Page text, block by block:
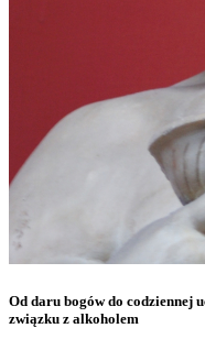
Od daru bogów do codziennej
związku z alkoholem